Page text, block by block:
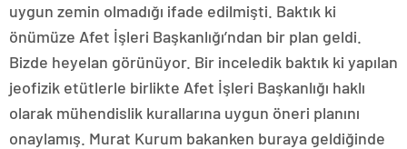
uygun zemin olmadığı ifade edilmişti. Baktık ki
önümüze Afet İşleri Başkanlığı’ndan bir plan geldi.
Bizde heyelan görünüyor. Bir inceledik baktık ki yapılan
jeofizik etütlerle birlikte Afet İşleri Başkanlığı haklı
olarak mühendislik kurallarına uygun öneri planını
onaylamış. Murat Kurum bakanken buraya geldiğinde